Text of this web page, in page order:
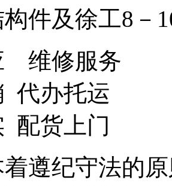
件及徐工8－
维修服务
代办托运
配货上门
遵纪守法的